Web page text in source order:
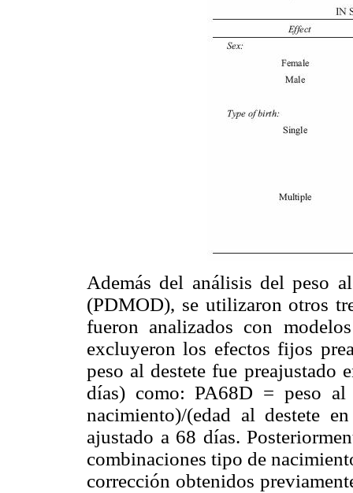
Además del análisis del peso
(PDMOD), se utilizaron otros
fueron analizados con
excluyeron los efectos fijos
peso al destete fue preajustado
días) como: PA68D = peso al
nacimiento)/(edad al destete
ajustado a 68 días.
combinaciones tipo de
corrección obtenidos